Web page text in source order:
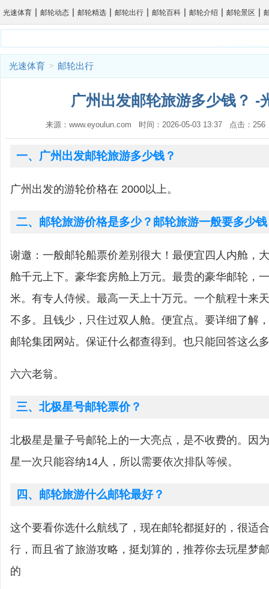
光速体育 | 邮轮动态 | 邮轮精选 | 邮轮出行 | 邮轮百科 | 邮轮介绍 | 邮轮景区 |
光速体育 > 邮轮出行
广州出发邮轮旅游多少钱？ -
来源：www.eyoulun.com 时间：2026-05-03 13:37 点击：
一、广州出发邮轮旅游多少钱？
广州出发的游轮价格在 2000以上。
二、邮轮旅游价格是多少？邮轮旅游一般要多少
谢邀：一般邮轮船票价差别很大！最便宜四人内舱，
舱千元上下。豪华套房舱上万元。最贵的豪华邮轮，
米。有专人侍候。最高一天上十万元。一个航程十来
不多。且钱少，只住过双人舱。便宜点。要详细了解
邮轮集团网站。保证什么都查得到。也只能回答这么
六六老翁。
三、北极星号邮轮票价？
北极星是量子号邮轮上的一大亮点，是不收费的。因
星一次只能容纳14人，所以需要依次排队等候。
四、邮轮旅游什么邮轮最好？
这个要看你选什么航线了，现在邮轮都挺好的，很适
行，而且省了旅游攻略，挺划算的，推荐你去玩星梦
的